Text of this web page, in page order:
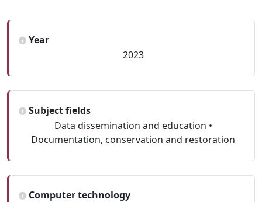
Year
2023
Subject fields
Data dissemination and education •
Documentation, conservation and restoration
Computer technology